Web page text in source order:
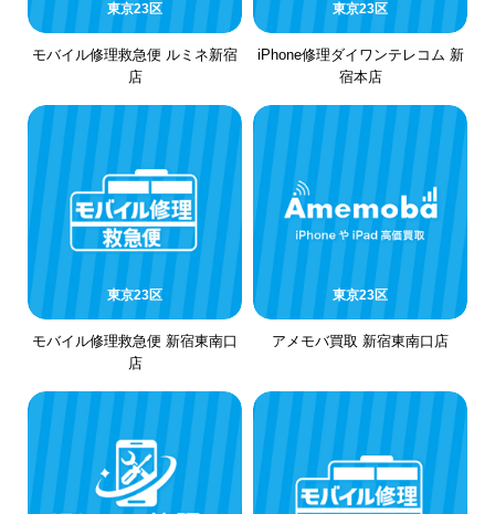
東京23区
モバイル修理救急便 ルミネ新宿
店
東京23区
iPhone修理ダイワンテレコム 新
宿本店
東京23区
モバイル修理救急便 新宿東南口
店
東京23区
アメモバ買取 新宿東南口店